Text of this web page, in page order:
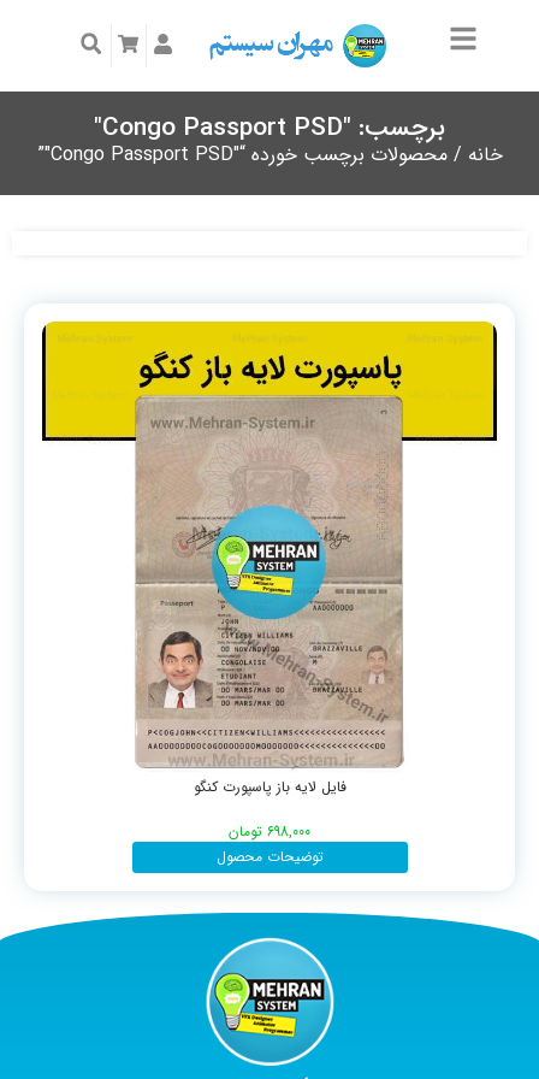
برچسب: "Congo Passport PSD"
خانه / محصولات برچسب خورده “"Congo Passport PSD"”
فایل لایه باز پاسپورت کنگو
698,000 تومان
توضیحات محصول